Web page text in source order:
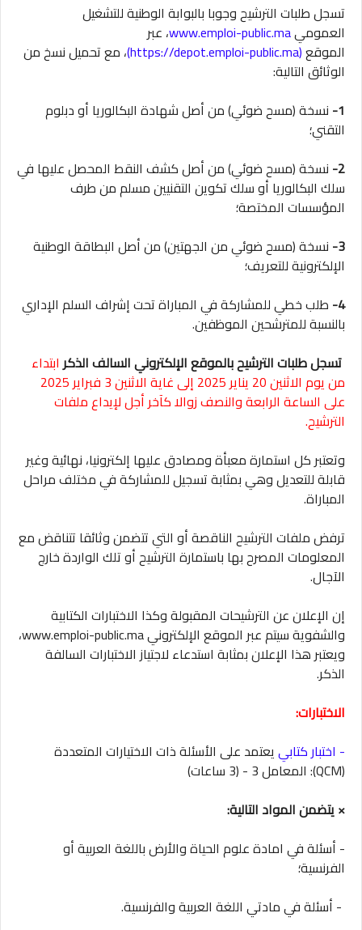
تسجل طلبات الترشيح وجوبا بالبوابة الوطنية للتشغيل
العموميwww.emploi-public.ma، عبر
الموقع(https://depot.emploi-public.ma)
، مع تحميل نسخ من
الوثائق التالية:
1- نسخة (مسح ضوئي) من أصل شهادة البكالوريا أو دبلوم
التقني؛
2- نسخة (مسح ضوئي) من أصل كشف النقط المحصل عليها في
سلك البكالوريا أو سلك تكوين التقنيين مسلم من طرف
المؤسسات المختصة؛
3- نسخة (مسح ضوئي من الجهتين) من أصل البطاقة الوطنية
الإلكترونية للتعريف؛
4- طلب خطي للمشاركة في المباراة تحت إشراف السلم الإداري
بالنسبة للمترشحين الموظفين.
تسجل طلبات الترشيح بالموقع الإلكتروني السالف الذكر ابتداء
من يوم الاثنين 20 يناير 2025 إلى غاية الاثنين 3 فبراير 2025
على الساعة الرابعة والنصف زوالا كآخر أجل لإيداع ملفات
الترشيح.
وتعتبر كل استمارة معبأة ومصادق عليها إلكترونيا، نهائية وغير
قابلة للتعديل وهي بمثابة تسجيل للمشاركة في مختلف مراحل
المباراة.
ترفض ملفات الترشيح الناقصة أو التي تتضمن وثائقا تتناقض مع
المعلومات المصرح بها باستمارة الترشيح أو تلك الواردة خارج
الآجال.
إن الإعلان عن الترشيحات المقبولة وكذا الاختبارات الكتابية
والشفوية سيتم عبر الموقع الإلكتروني www.emploi-public.ma،
ويعتبر هذا الإعلان بمثابة استدعاء لاجتياز الاختبارات السالفة
الذكر.
الاختبارات:
- اختبار كتابييعتمد على الأسئلة ذات الاختيارات المتعددة
(QCM): المعامل 3 - (3 ساعات)
× يتضمن المواد التالية:
- أسئلة في امادة علوم الحياة والأرض باللغة العربية أو
الفرنسية؛
- أسئلة في مادتي اللغة العربية والفرنسية.